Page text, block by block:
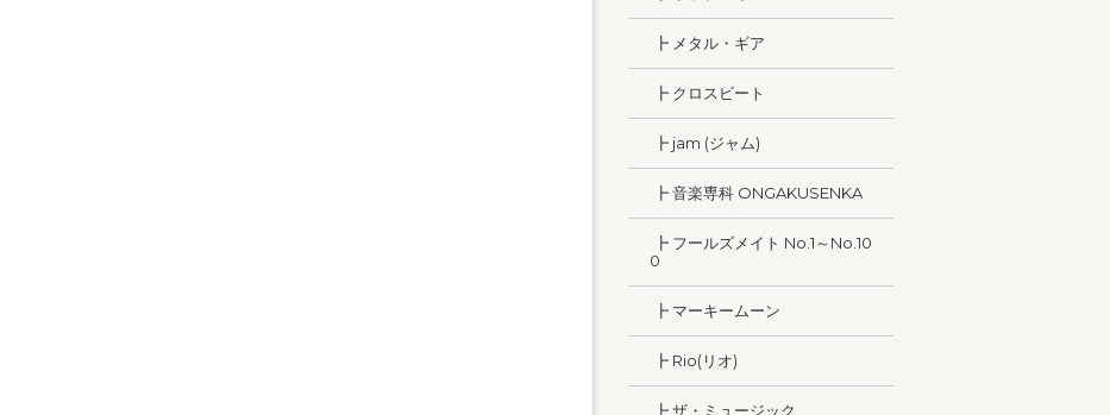
┣ メタル・ギア
┣ クロスビート
┣ jam (ジャム)
┣ 音楽専科 ONGAKUSENKA
┣ フールズメイト No.1～No.10
0
┣ マーキームーン
┣ Rio(リオ)
┣ ザ・ミュージック